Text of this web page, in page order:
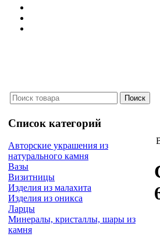
Список категорий
Авторские украшения из
натурального камня
Вазы
Визитницы
Изделия из малахита
Изделия из оникса
Ларцы
Минералы, кристаллы, шары из
камня